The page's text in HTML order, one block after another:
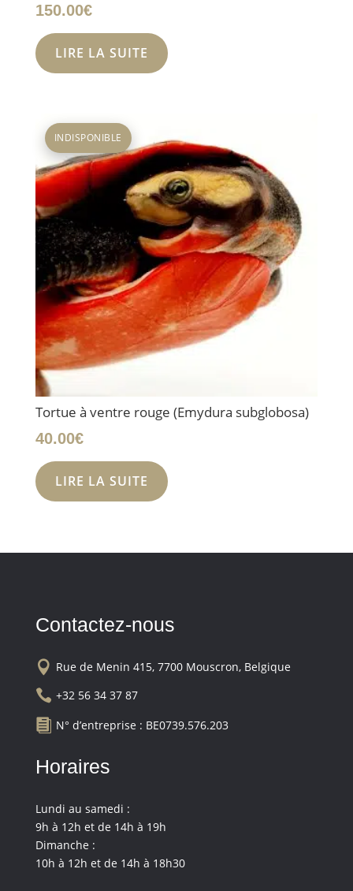
150.00€
LIRE LA SUITE
Tortue à ventre rouge (Emydura subglobosa)
40.00€
INDISPONIBLE
LIRE LA SUITE
Contactez-nous
 Rue de Menin 415, 7700 Mouscron, Belgique
 +32 56 34 37 87
 N° d’entreprise : BE0739.576.203
Horaires
Lundi au samedi :
9h à 12h et de 14h à 19h
Dimanche :
10h à 12h et de 14h à 18h30